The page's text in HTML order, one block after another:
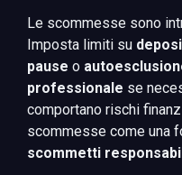
Le scommesse sono
Imposta limiti su
pause o
professionale se
comportano rischi
scommesse come una
scommetti